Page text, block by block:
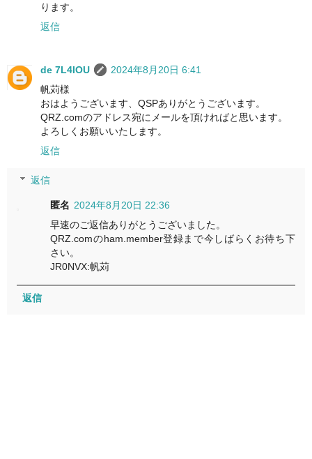
ります。
返信
de 7L4IOU
2024年8月20日 6:41
帆苅様
おはようございます、QSPありがとうございます。
QRZ.comのアドレス宛にメールを頂ければと思います。
よろしくお願いいたします。
返信
返信
匿名 2024年8月20日 22:36
早速のご返信ありがとうございました。
QRZ.comのham.member登録まで今しばらくお待ち下
さい。
JR0NVX:帆苅
返信